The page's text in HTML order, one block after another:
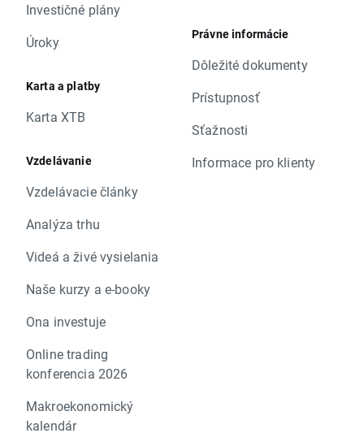
Investičné plány
Úroky
Karta a platby
Karta XTB
Vzdelávanie
Vzdelávacie články
Analýza trhu
Videá a živé vysielania
Naše kurzy a e-booky
Ona investuje
Online trading
konferencia 2026
Makroekonomický
kalendár
Právne informácie
Dôležité dokumenty
Prístupnosť
Sťažnosti
Informace pro klienty